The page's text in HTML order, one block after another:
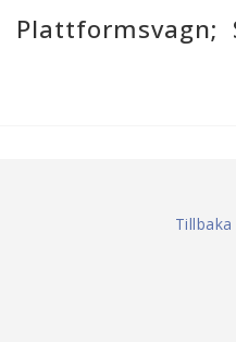
Plattformsvagn;